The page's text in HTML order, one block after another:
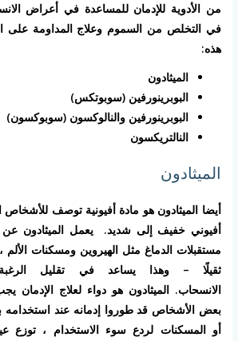
من الأدوية للإدمان للمساعدة في أعراض
في التخلص من السموم وعلاج المداومة على
هذه:
الميثادون
البوبرينورفين (سوبوتكس)
البوبرينورفين والنالوكسون (سوبوكسون)
النالتريكسون
الميثادون
أيضا الميثادون هو مادة أفيونية توصف للأشخاص
أفيوني خفيف إلى شديد. يعمل الميثادون
مستقبلات الدماغ مثل الهيروين ومسكنات
ثقيلًا – وهذا يساعد في تقليل
الانسحاب. الميثادون هو دواء لعلاج الإدمان
بعض الأشخاص قد طوروا إدمانه عند استخدامه
أو المسكنات لردع سوء الاستخدام ، توزع